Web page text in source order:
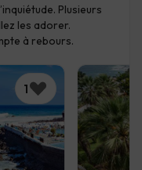
Plusieurs
les adorer.
à rebours.
1